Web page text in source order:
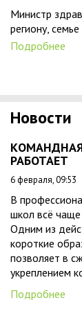
Министр
региону,
Подробнее
Новости
РАБОТАЕТ
6 февраля, 09:53
В
школ всё чаще
Одним из
короткие
позволяет в
укреплением
Подробнее